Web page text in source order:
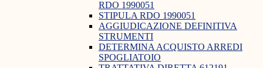
RDO 1990051
STIPULA RDO 1990051
AGGIUDICAZIONE DEFINITIVA
STRUMENTI
DETERMINA ACQUISTO ARREDI
SPOGLIATOIO